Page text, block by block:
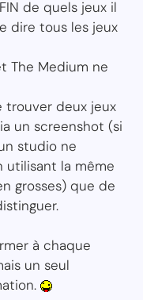
de quels jeux il
dire tous les jeux
The Medium ne
trouver deux jeux
un screenshot (si
studio ne
utilisant la même
grosses) que de
à chaque
un seul